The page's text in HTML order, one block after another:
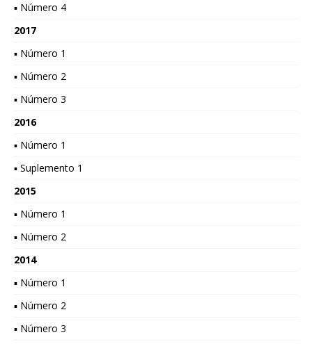
▪ Número 4
2017
▪ Número 1
▪ Número 2
▪ Número 3
2016
▪ Número 1
▪ Suplemento 1
2015
▪ Número 1
▪ Número 2
2014
▪ Número 1
▪ Número 2
▪ Número 3